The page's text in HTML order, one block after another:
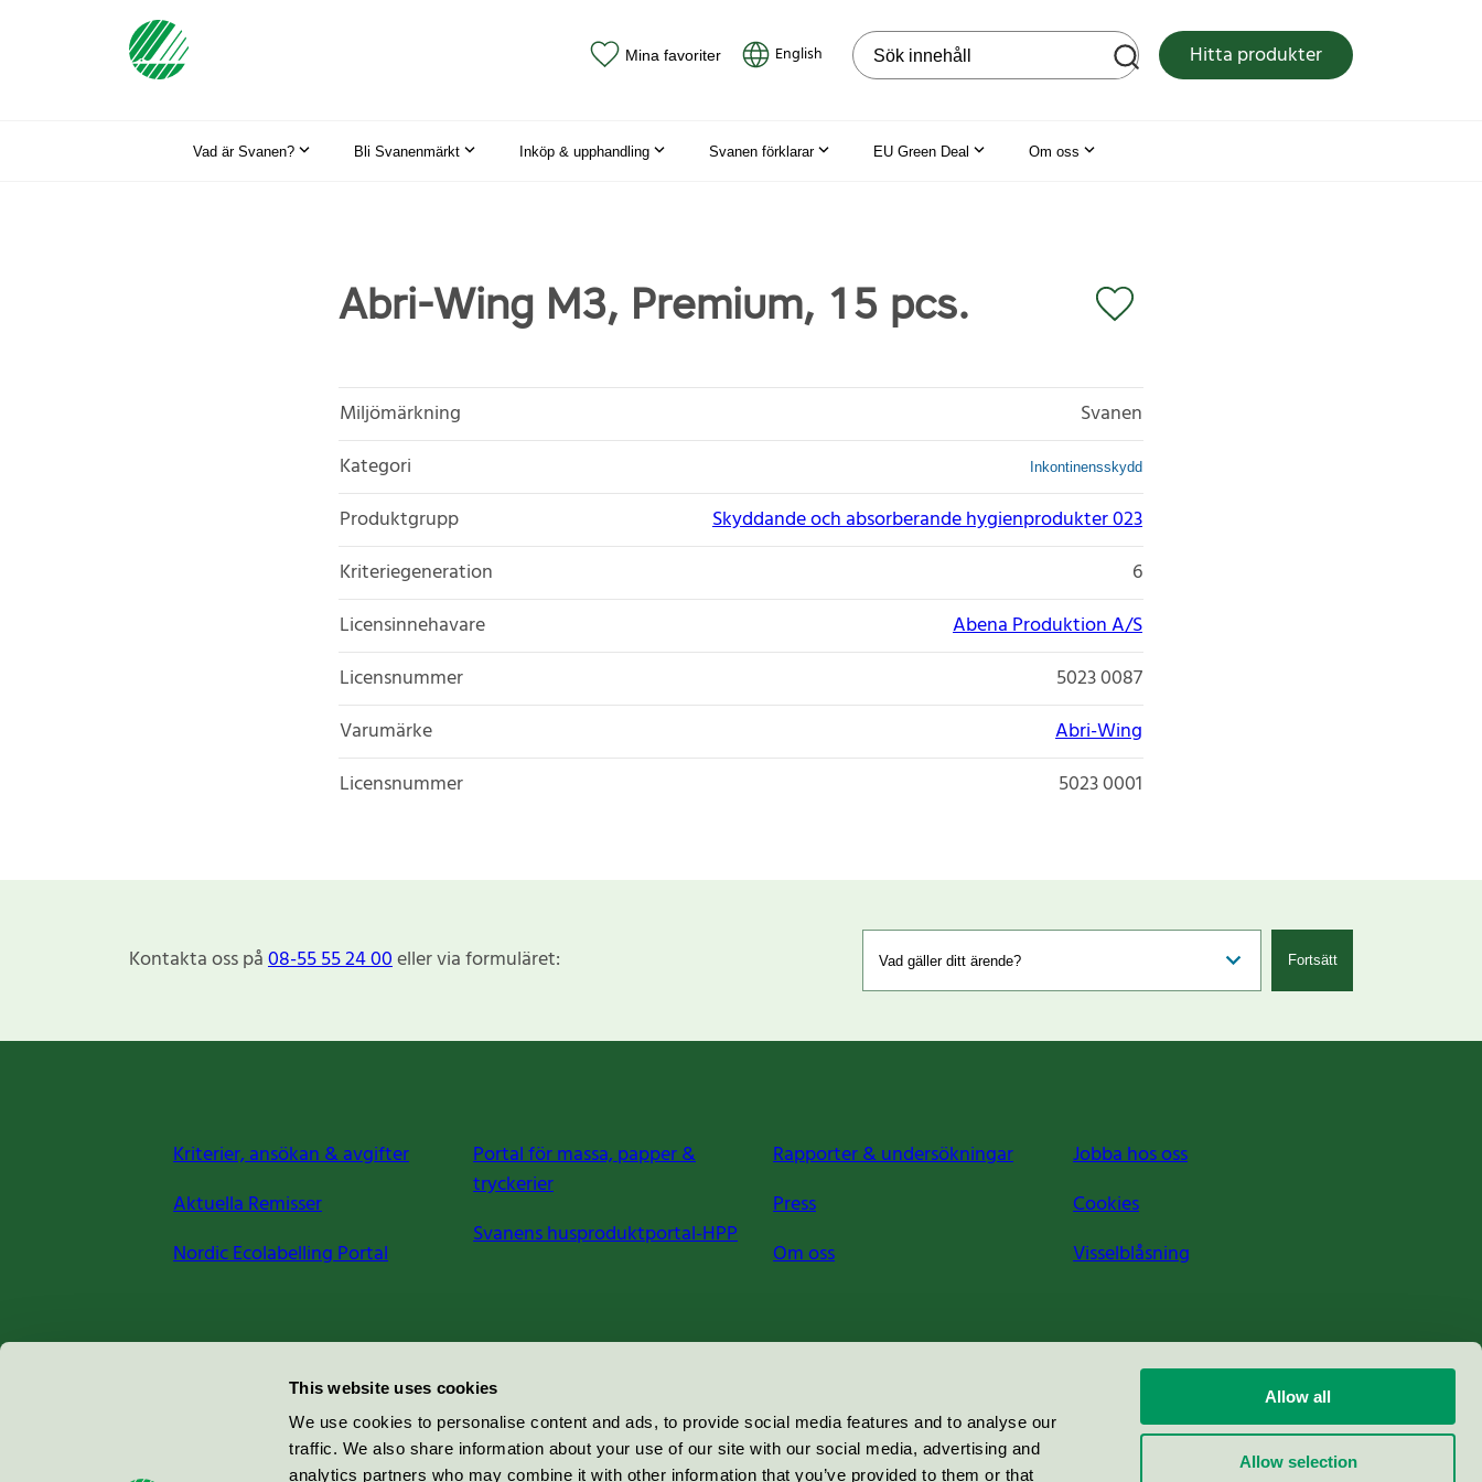
This website uses cookies
We use cookies to personalise content and ads, to provide social media features and to analyse our
traffic. We also share information about your use of our site with our social media, advertising and
analytics partners who may combine it with other information that you’ve provided to them or that
Allow all
Allow selection
Mina favoriter English Sök på webbplatsen Hitta produkter
Vad är Svanen? Bli Svanenmärkt Inköp & upphandling Svanen förklarar EU Green Deal Om oss
Abri-Wing M3, Premium, 15 pcs.
Miljömärkning
Svanen
Kategori
Inkontinensskydd
Produktgrupp
Skyddande och absorberande hygienprodukter 023
Kriteriegeneration
6
Licensinnehavare
Abena Produktion A/S
Licensnummer
5023 0087
Varumärke
Abri-Wing
Licensnummer
5023 0001
Kontakta oss på08-55 55 24 00eller via formuläret: Fortsätt
Kriterier, ansökan & avgifter
Aktuella Remisser
Nordic Ecolabelling Portal
Portal för massa, papper &
tryckerier
Svanens husproduktportal-HPP
Rapporter & undersökningar
Press
Om oss
Jobba hos oss
Cookies
Visselblåsning
Miljömärkning Sverige AB
100 64